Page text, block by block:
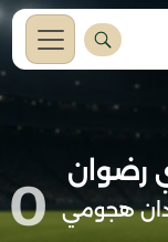
رضوان
هجومي 0